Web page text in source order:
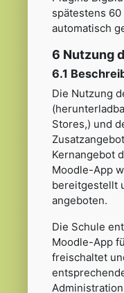
spätestens 60
automatisch
6 Nutzung
6.1
Die Nutzung
Stores,) und
Kernangebot
Moodle-App
bereitgestellt
angeboten.
Die Schule
Moodle-App
freischaltet